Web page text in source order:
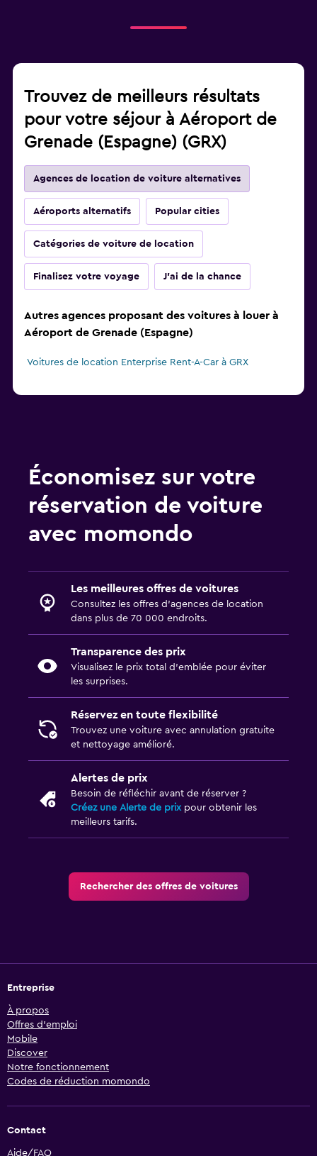
Trouvez de meilleurs résultats
pour votre séjour à Aéroport de
Grenade (Espagne) (GRX)
Agences de location de voiture alternatives
Aéroports alternatifs Popular cities
Catégories de voiture de location
Finalisez votre voyage J'ai de la chance
Autres agences proposant des voitures à louer à
Aéroport de Grenade (Espagne)
Voitures de location Enterprise Rent-A-Car à GRX
Économisez sur votre
réservation de voiture
avec momondo
Les meilleures offres de voitures
Consultez les offres d’agences de location
dans plus de 70 000 endroits.
Transparence des prix
Visualisez le prix total d’emblée pour éviter
les surprises.
Réservez en toute flexibilité
Trouvez une voiture avec annulation gratuite
et nettoyage amélioré.
Alertes de prix
Besoin de réfléchir avant de réserver ?
Créez une Alerte de prixpour obtenir les
meilleurs tarifs.
Rechercher des offres de voitures
Entreprise
À propos
Offres d’emploi
Mobile
Discover
Notre fonctionnement
Codes de réduction momondo
Contact
Aide/FAQ